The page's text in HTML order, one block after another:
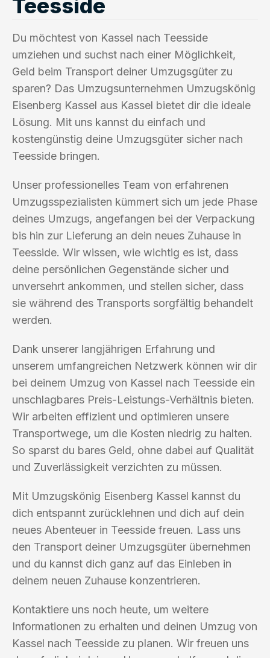
Teesside
Du möchtest von Kassel nach Teesside
umziehen und suchst nach einer Möglichkeit,
Geld beim Transport deiner Umzugsgüter zu
sparen? Das Umzugsunternehmen Umzugskönig
Eisenberg Kassel aus Kassel bietet dir die ideale
Lösung. Mit uns kannst du einfach und
kostengünstig deine Umzugsgüter sicher nach
Teesside bringen.
Unser professionelles Team von erfahrenen
Umzugsspezialisten kümmert sich um jede Phase
deines Umzugs, angefangen bei der Verpackung
bis hin zur Lieferung an dein neues Zuhause in
Teesside. Wir wissen, wie wichtig es ist, dass
deine persönlichen Gegenstände sicher und
unversehrt ankommen, und stellen sicher, dass
sie während des Transports sorgfältig behandelt
werden.
Dank unserer langjährigen Erfahrung und
unserem umfangreichen Netzwerk können wir dir
bei deinem Umzug von Kassel nach Teesside ein
unschlagbares Preis-Leistungs-Verhältnis bieten.
Wir arbeiten effizient und optimieren unsere
Transportwege, um die Kosten niedrig zu halten.
So sparst du bares Geld, ohne dabei auf Qualität
und Zuverlässigkeit verzichten zu müssen.
Mit Umzugskönig Eisenberg Kassel kannst du
dich entspannt zurücklehnen und dich auf dein
neues Abenteuer in Teesside freuen. Lass uns
den Transport deiner Umzugsgüter übernehmen
und du kannst dich ganz auf das Einleben in
deinem neuen Zuhause konzentrieren.
Kontaktiere uns noch heute, um weitere
Informationen zu erhalten und deinen Umzug von
Kassel nach Teesside zu planen. Wir freuen uns